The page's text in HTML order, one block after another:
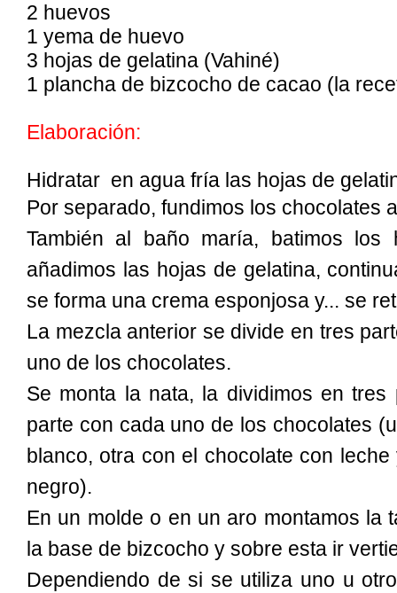
2 huevos
1 yema de huevo
3 hojas de gelatina (Vahiné)
1 plancha de bizcocho de cacao (la
Elaboración:
Hidratar en agua fría las hojas de
Por separado, fundimos los chocolates
También al baño maría, batimos
añadimos las hojas de gelatina,
se forma una crema esponjosa y... se
La mezcla anterior se divide en tres
uno de los chocolates.
Se monta la nata, la dividimos en
parte con cada uno de los chocolates
blanco, otra con el chocolate con
negro).
En un molde o en un aro montamos la
la base de bizcocho y sobre esta ir
Dependiendo de si se utiliza uno u